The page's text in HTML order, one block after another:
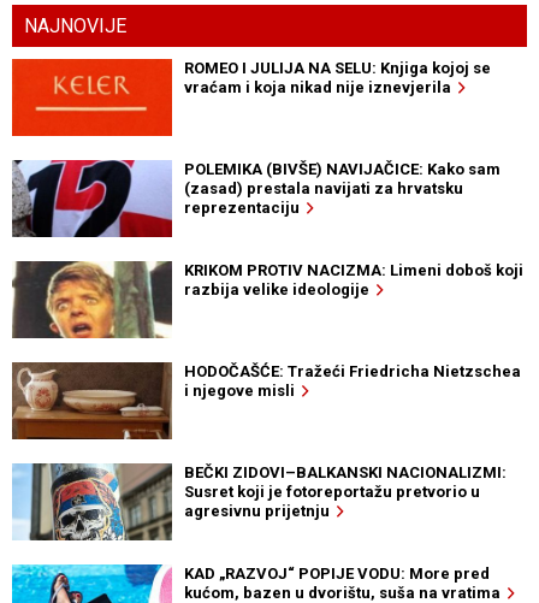
NAJNOVIJE
ROMEO I JULIJA NA SELU: Knjiga kojoj se
vraćam i koja nikad nije iznevjerila
POLEMIKA (BIVŠE) NAVIJAČICE: Kako sam
(zasad) prestala navijati za hrvatsku
reprezentaciju
KRIKOM PROTIV NACIZMA: Limeni doboš koji
razbija velike ideologije
HODOČAŠĆE: Tražeći Friedricha Nietzschea
i njegove misli
BEČKI ZIDOVI–BALKANSKI NACIONALIZMI:
Susret koji je fotoreportažu pretvorio u
agresivnu prijetnju
KAD „RAZVOJ“ POPIJE VODU: More pred
kućom, bazen u dvorištu, suša na vratima